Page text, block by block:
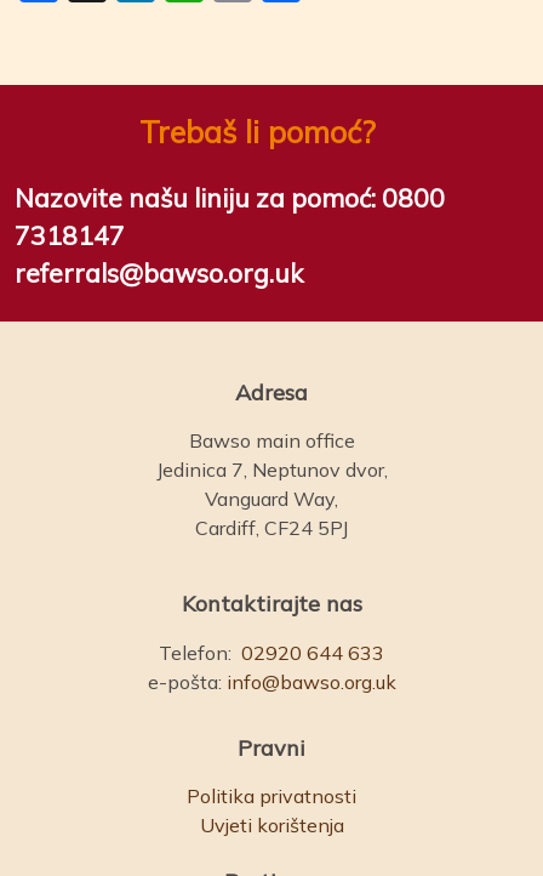
Trebaš li pomoć?
Nazovite našu liniju za pomoć: 0800
7318147
referrals@bawso.org.uk
Adresa
Bawso main office
Jedinica 7, Neptunov dvor,
Vanguard Way,
Cardiff, CF24 5PJ
Kontaktirajte nas
Telefon: 02920 644 633
e-pošta: info@bawso.org.uk
Pravni
Politika privatnosti
Uvjeti korištenja